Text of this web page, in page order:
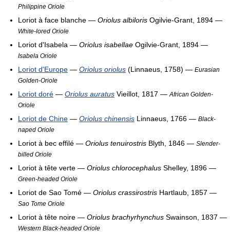
Philippine Oriole
Loriot à face blanche — Oriolus albiloris Ogilvie-Grant, 1894 —
White-lored Oriole
Loriot d'Isabela — Oriolus isabellae Ogilvie-Grant, 1894 —
Isabela Oriole
Loriot d'Europe — Oriolus oriolus (Linnaeus, 1758) — Eurasian
Golden-Oriole
Loriot doré — Oriolus auratus Vieillot, 1817 — African Golden-
Oriole
Loriot de Chine — Oriolus chinensis Linnaeus, 1766 — Black-
naped Oriole
Loriot à bec effilé — Oriolus tenuirostris Blyth, 1846 — Slender-
billed Oriole
Loriot à tête verte — Oriolus chlorocephalus Shelley, 1896 —
Green-headed Oriole
Loriot de Sao Tomé — Oriolus crassirostris Hartlaub, 1857 —
Sao Tome Oriole
Loriot à tête noire — Oriolus brachyrhynchus Swainson, 1837 —
Western Black-headed Oriole